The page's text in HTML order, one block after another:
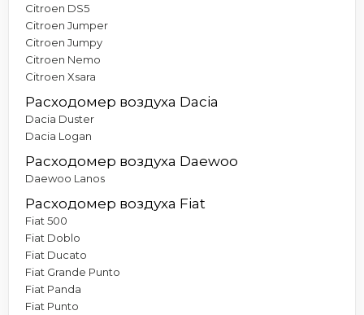
Citroen DS5
Citroen Jumper
Citroen Jumpy
Citroen Nemo
Citroen Xsara
Расходомер воздуха Dacia
Dacia Duster
Dacia Logan
Расходомер воздуха Daewoo
Daewoo Lanos
Расходомер воздуха Fiat
Fiat 500
Fiat Doblo
Fiat Ducato
Fiat Grande Punto
Fiat Panda
Fiat Punto